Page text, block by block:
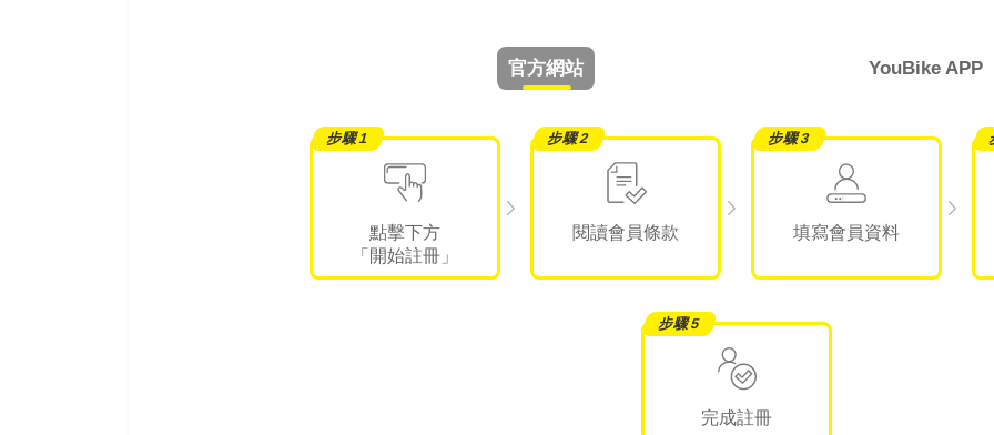
官方網站 YouBike APP
點擊下方
「開始註冊」
閱讀會員條款 填寫會員資料
完成註冊